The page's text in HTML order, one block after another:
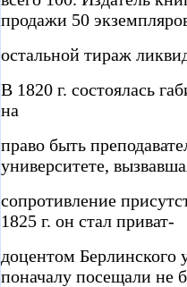
продажи 50
остальной тираж
В 1820 г. состоялась
на
право быть
университете,
сопротивление
1825 г. он стал приват-
доцентом Берлинского
поначалу посещали не